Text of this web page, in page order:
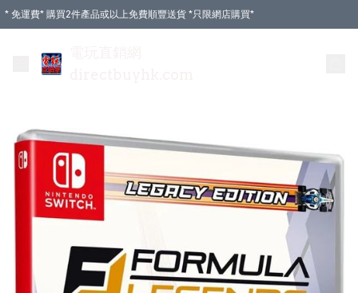
* 免運費* 購買2件產品或以上免費順豐送貨 *只限網店購買*